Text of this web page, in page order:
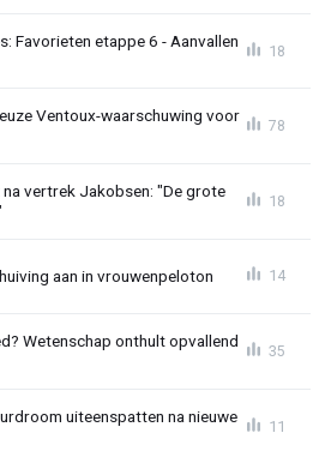
Favorieten etappe 6 - Aanvallen
18
Ventoux-waarschuwing voor
78
vertrek Jakobsen: "De grote
18
aan in vrouwenpeloton 14
Wetenschap onthult opvallend
35
uiteenspatten na nieuwe
11